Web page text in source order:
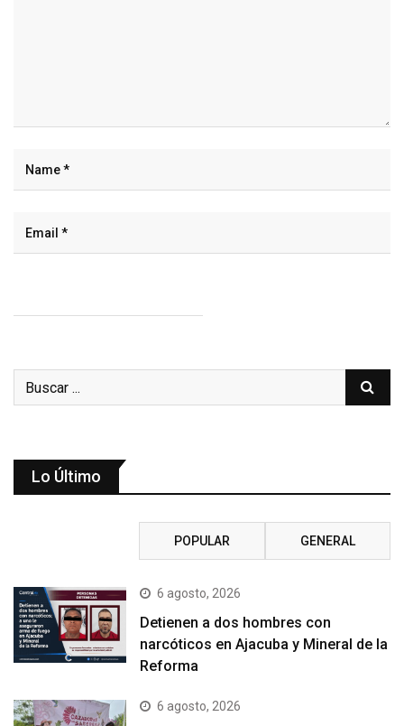
Lo Último
POPULAR GENERAL
6 agosto, 2026
Detienen a dos hombres con
narcóticos en Ajacuba y Mineral de la
Reforma
6 agosto, 2026